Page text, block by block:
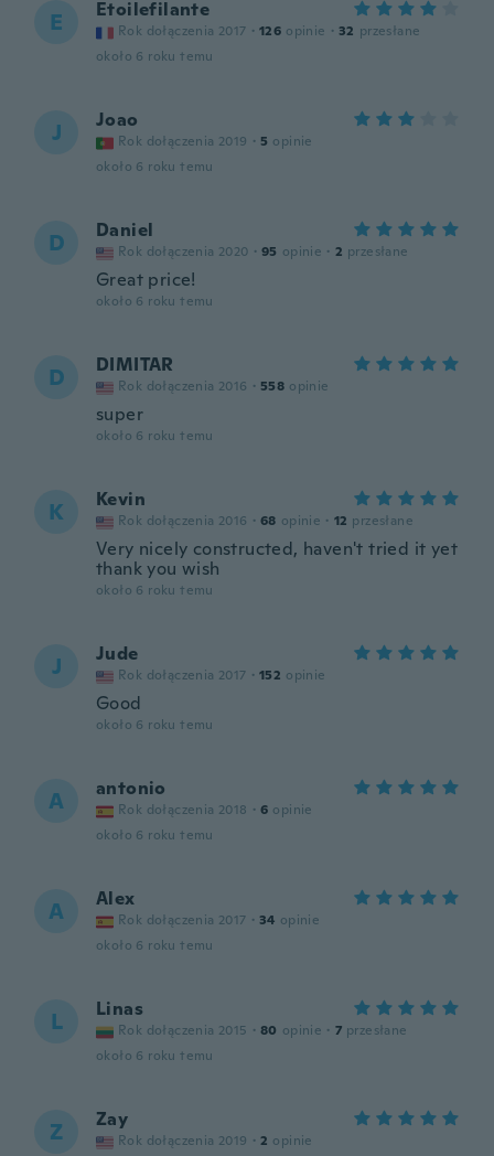
E Etoilefilante
Rok dołączenia 2017 · 126 opinie · 32 przesłane
około 6 roku temu
J Joao
Rok dołączenia 2019 · 5 opinie
około 6 roku temu
D Daniel
Rok dołączenia 2020 · 95 opinie · 2 przesłane
Great price!
około 6 roku temu
D DIMITAR
Rok dołączenia 2016 · 558 opinie
super
około 6 roku temu
K Kevin
Rok dołączenia 2016 · 68 opinie · 12 przesłane
Very nicely constructed, haven't tried it yet
thank you wish
około 6 roku temu
J Jude
Rok dołączenia 2017 · 152 opinie
Good
około 6 roku temu
A antonio
Rok dołączenia 2018 · 6 opinie
około 6 roku temu
A Alex
Rok dołączenia 2017 · 34 opinie
około 6 roku temu
L Linas
Rok dołączenia 2015 · 80 opinie · 7 przesłane
około 6 roku temu
Z Zay
Rok dołączenia 2019 · 2 opinie